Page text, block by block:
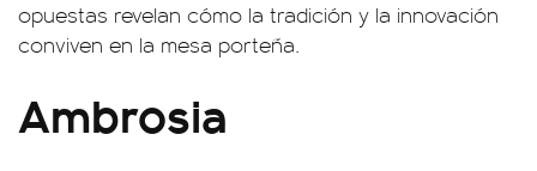
opuestas revelan cómo la tradición y la innovación
conviven en la mesa porteña.
Ambrosia